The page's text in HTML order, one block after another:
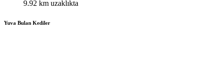
9.92 km uzaklıkta
Yuva Bulan Kediler